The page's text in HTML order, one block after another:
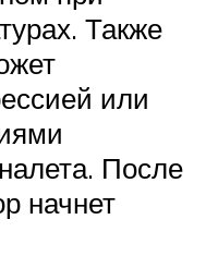
Также
или
После
начнет